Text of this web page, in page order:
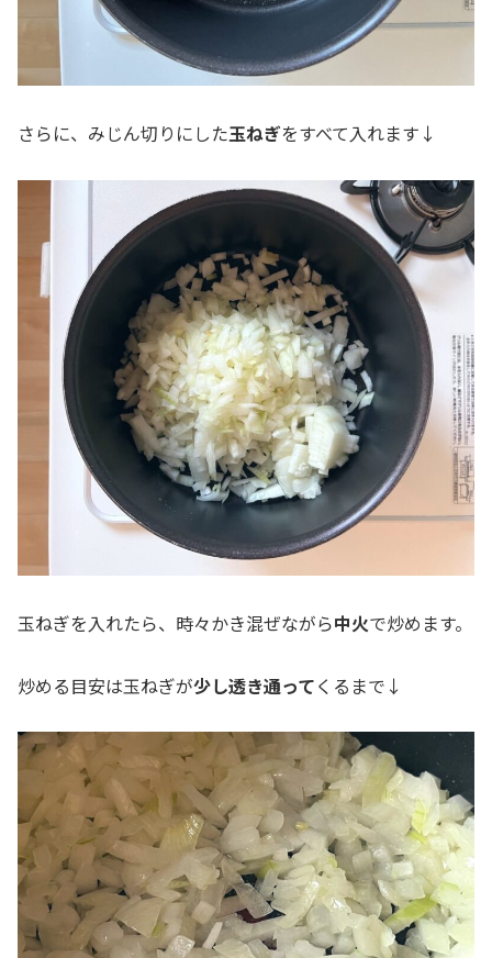
さらに、みじん切りにした玉ねぎをすべて入れます↓
玉ねぎを入れたら、時々かき混ぜながら中火で炒めます。
炒める目安は玉ねぎが少し透き通ってくるまで↓